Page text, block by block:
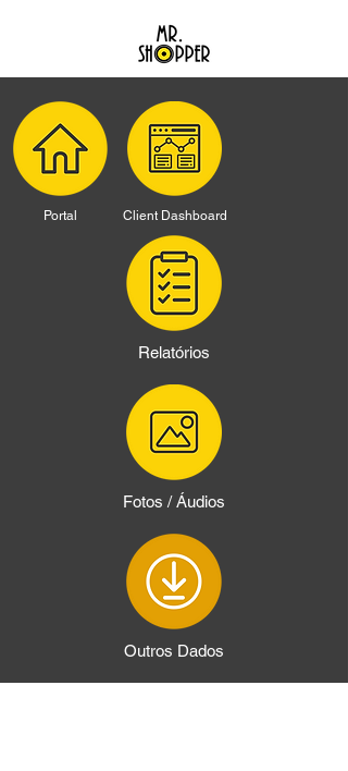
Portal Client Dashboard
Relatórios
Fotos / Áudios
Outros Dados